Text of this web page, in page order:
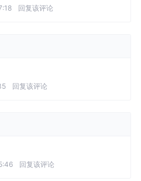
回复该评论
回复该评论
回复该评论